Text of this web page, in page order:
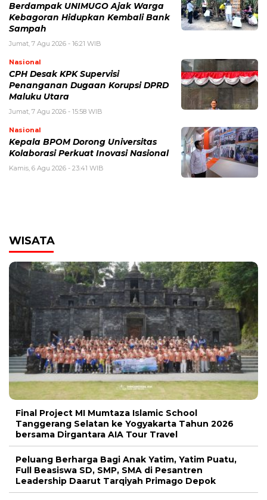
Berdampak UNIMUGO Ajak Warga
Kebagoran Hidupkan Kembali Bank
Sampah
Jumat, 7 Agu 2026 - 16:21 WIB
Nasional
CPH Desak KPK Supervisi
Penanganan Dugaan Korupsi DPRD
Maluku Utara
Jumat, 7 Agu 2026 - 15:58 WIB
Nasional
Kepala BPOM Dorong Universitas
Kolaborasi Perkuat Inovasi Nasional
Kamis, 6 Agu 2026 - 23:41 WIB
WISATA
Final Project MI Mumtaza Islamic School
Tanggerang Selatan ke Yogyakarta Tahun 2026
bersama Dirgantara AIA Tour Travel
Peluang Berharga Bagi Anak Yatim, Yatim Puatu,
Full Beasiswa SD, SMP, SMA di Pesantren
Leadership Daarut Tarqiyah Primago Depok